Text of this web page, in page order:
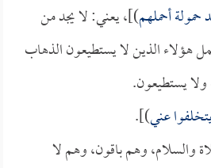
أحملهم)]، يعني: لا يجد من
هؤلاء الذين لا يستطيعون الذهاب
ولا يستطيعون.
عني)].
والسلام، وهم باقون، وهم لا